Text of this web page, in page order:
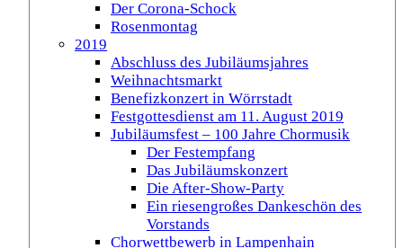
Der Corona-Schock
Rosenmontag
2019
Abschluss des Jubiläumsjahres
Weihnachtsmarkt
Benefizkonzert in Wörrstadt
Festgottesdienst am 11. August 2019
Jubiläumsfest – 100 Jahre Chormusik
Der Festempfang
Das Jubiläumskonzert
Die After-Show-Party
Ein riesengroßes Dankeschön des
Vorstands
Chorwettbewerb in Lampenhain